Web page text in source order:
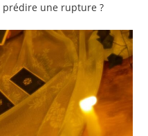
prédire une rupture ?